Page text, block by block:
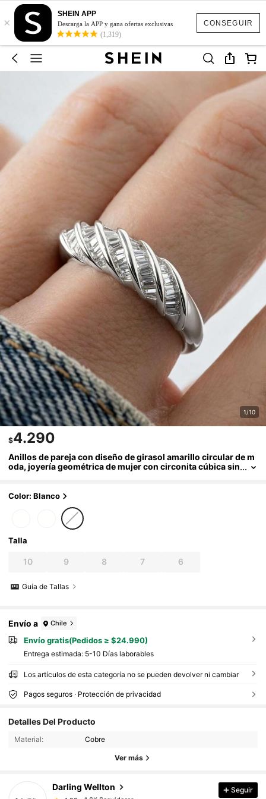
CONSEGUIR
×
SHEIN APP
Descarga la APP y gana ofertas exclusivas
(1,319)
1/10
$4.290
Anillos de pareja con diseño de girasol amarillo circular de m
oda, joyería geométrica de mujer con circonita cúbica sin
Color: Blanco
Talla
10 9 8 7 6
Guía de Tallas
Envío a Chile
Envío gratis(Pedidos ≥ $24.990)
Entrega estimada: 5-10 Días laborables
Los artículos de esta categoría no se pueden devolver ni cambiar
Pagos seguros · Protección de privacidad
Detalles Del Producto
Material: Cobre
Ver más
Darling Wellton
4,92 1.6K Seguidores
1.6K Seguidores
Seguir